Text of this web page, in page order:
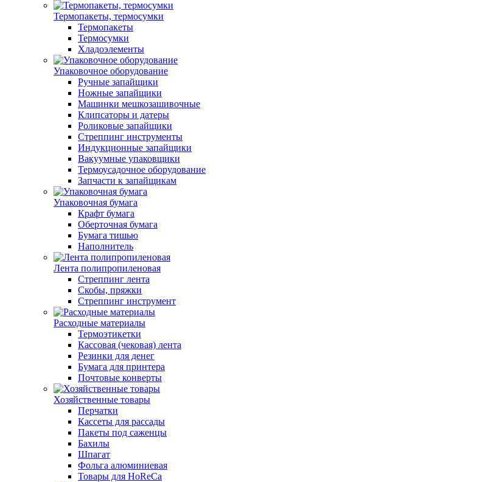
Термопакеты, термосумки
Термопакеты
Термосумки
Хладоэлементы
Упаковочное оборудование
Ручные запайщики
Ножные запайщики
Машинки мешкозашивочные
Клипсаторы и датеры
Роликовые запайщики
Стреппинг инструменты
Индукционные запайщики
Вакуумные упаковщики
Термоусадочное оборудование
Запчасти к запайщикам
Упаковочная бумага
Крафт бумага
Оберточная бумага
Бумага тишью
Наполнитель
Лента полипропиленовая
Стреппинг лента
Скобы, пряжки
Стреппинг инструмент
Расходные материалы
Термоэтикетки
Кассовая (чековая) лента
Резинки для денег
Бумага для принтера
Почтовые конверты
Хозяйственные товары
Перчатки
Кассеты для рассады
Пакеты под саженцы
Бахилы
Шпагат
Фольга алюминиевая
Товары для HoReCa